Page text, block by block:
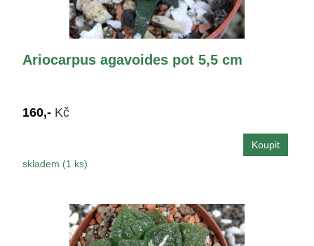
Ariocarpus agavoides pot 5,5 cm
160,- Kč
skladem (1 ks)